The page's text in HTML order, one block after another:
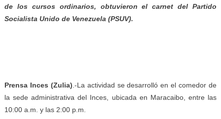
de los cursos ordinarios, obtuvieron el carnet del Partido
Socialista Unido de Venezuela (PSUV).
Prensa Inces (Zulia) .-La actividad se desarrolló en el comedor de
la sede administrativa del Inces, ubicada en Maracaibo, entre las
10:00 a.m. y las 2:00 p.m.